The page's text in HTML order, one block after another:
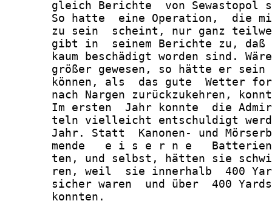
gleich Berichte  von Sewastopol
So hatte  eine Operation,  die
zu sein  scheint, nur ganz
gibt in  seinem Berichte zu,
kaum beschädigt worden sind.
größer gewesen, so hätte er
können, als  das gute  Wetter
nach Nargen zurückzukehren,
Im ersten  Jahr konnte  die
teln vielleicht entschuldigt
Jahr. Statt  Kanonen- und
mende   e i s e r n e
ten, und selbst, hätten sie
ren, weil  sie innerhalb  400
sicher waren  und über  400
       konnten.